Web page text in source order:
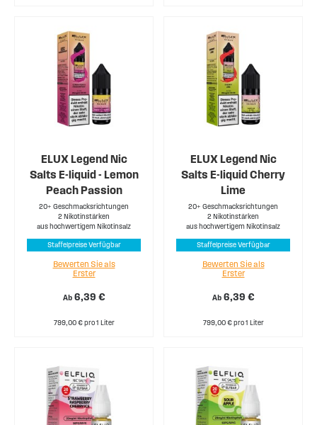
ELUX Legend Nic
Salts E-liquid - Lemon
Peach Passion
20+ Geschmacksrichtungen
2 Nikotinstärken
aus hochwertigem Nikotinsalz
Staffelpreise Verfügbar
Ab 6,39 €
Bewerten Sie als
Erster
799,00 € pro 1 Liter
ELUX Legend Nic
Salts E-liquid Cherry
Lime
20+ Geschmacksrichtungen
2 Nikotinstärken
aus hochwertigem Nikotinsalz
Staffelpreise Verfügbar
Ab 6,39 €
Bewerten Sie als
Erster
799,00 € pro 1 Liter